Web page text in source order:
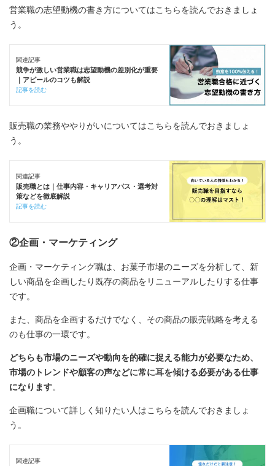
営業職の志望動機の書き方についてはこちらを読んでおきましょ
う。
関連記事
競争が激しい営業職は志望動機の差別化が重要
｜アピールのコツも解説
記事を読む
販売職の業務ややりがいについてはこちらを読んでおきましょ
う。
関連記事
販売職とは｜仕事内容・キャリアパス・選考対
策などを徹底解説
記事を読む
②企画・マーケティング
企画・マーケティング職は、お菓子市場のニーズを分析して、新
しい商品を企画したり既存の商品をリニューアルしたりする仕事
です。
また、商品を企画するだけでなく、その商品の販売戦略を考える
のも仕事の一環です。
どちらも市場のニーズや動向を的確に捉える能力が必要なため、
市場のトレンドや顧客の声などに常に耳を傾ける必要がある仕事
になります。
企画職について詳しく知りたい人はこちらを読んでおきましょ
う。
関連記事